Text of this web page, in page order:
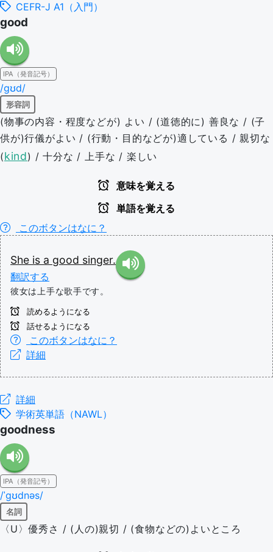
CEFR-J A1（入門）
good
IPA（発音記号）
/ɡʊd/
形容詞
(物事の内容・程度などが) よい / (道徳的に) 善良な / (子
供が)行儀がよい / (行動・目的などが)適している / 親切な
(kind) / 十分な / 上手な / 楽しい
意味を覚える
単語を覚える
このボタンはなに？
She is a good singer.
翻訳する
彼女は上手な歌手です。
読めるようになる
話せるようになる
このボタンはなに？
詳細
詳細
学術英単語（NAWL）
goodness
IPA（発音記号）
/ˈɡʊdnəs/
名詞
〈U〉優秀さ / (人の)親切 / (食物などの)よいところ